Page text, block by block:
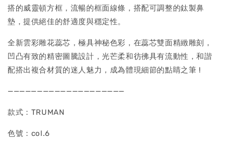
搭的威靈頓方框，流暢的框面線條，搭配可調整的鈦製鼻
墊，提供絕佳的舒適度與穩定性。
全新雲彩雕花蕊芯，極具神秘色彩，在蕊芯雙面精緻雕刻，
凹凸有致的精密圖騰設計，光芒柔和彷彿具有流動性，和諧
配搭出複合材質的迷人魅力，成為體現細節的點睛之筆 !
————————————————————
款式：TRUMAN
色號：col.6